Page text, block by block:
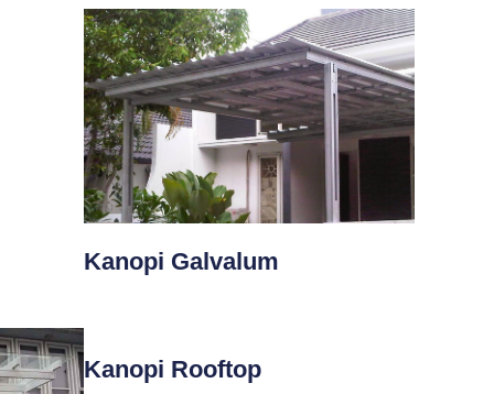
Kanopi Galvalum
Kanopi Rooftop